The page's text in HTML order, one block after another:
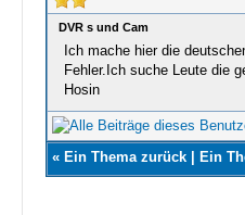
DVR s und Cam
Ich mache hier die
Fehler.Ich suche Leute die
Hosin
« Ein Thema zurück| Ein